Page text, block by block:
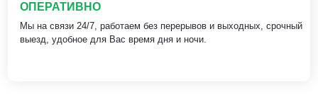
ОПЕРАТИВНО
Мы на связи 24/7, работаем без перерывов и выходных, срочный
выезд, удобное для Вас время дня и ночи.